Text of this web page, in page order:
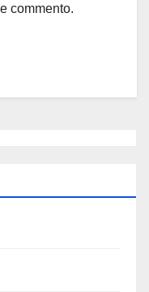
commento.